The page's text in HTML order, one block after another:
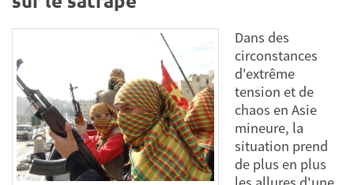
Dans des
circonstances
d'extrême
tension et de
chaos en Asie
mineure, la
situation prend
de plus en plus